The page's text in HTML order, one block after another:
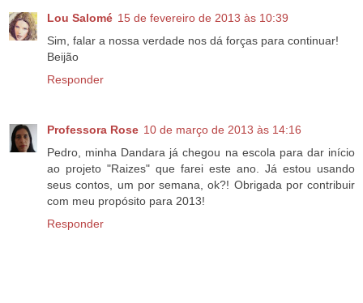
Lou Salomé 15 de fevereiro de 2013 às 10:39
Sim, falar a nossa verdade nos dá forças para continuar!
Beijão
Responder
Professora Rose 10 de março de 2013 às 14:16
Pedro, minha Dandara já chegou na escola para dar início
ao projeto "Raizes" que farei este ano. Já estou usando
seus contos, um por semana, ok?! Obrigada por contribuir
com meu propósito para 2013!
Responder